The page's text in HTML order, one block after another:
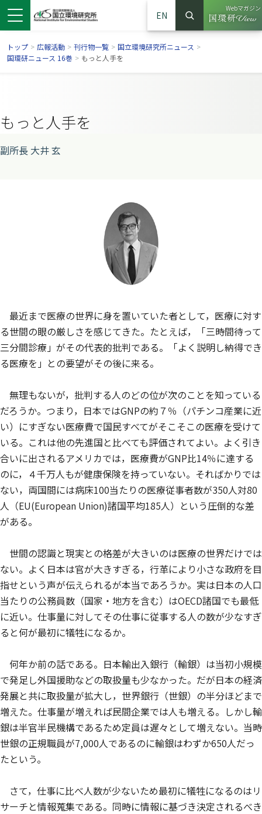
EN
サイト内検索
検索
Webマガジン
（別ウイ
トップ > 広報活動 > 刊行物一覧 > 国立環境研究所ニュース >
国環研ニュース 16巻 > もっと人手を
もっと人手を
副所長 大井 玄
最近まで医療の世界に身を置いていた者として，医療に対す
る世間の眼の厳しさを感じてきた。たとえば，「三時間待って
三分間診療」がその代表的批判である。「よく説明し納得でき
る医療を」との要望がその後に来る。
無理もないが，批判する人のどの位が次のことを知っている
だろうか。つまり，日本ではGNPの約７％（パチンコ産業に近
い）にすぎない医療費で国民すべてがそこそこの医療を受けて
いる。これは他の先進国と比べても評価されてよい。よく引き
合いに出されるアメリカでは，医療費がGNP比14％に達する
のに，４千万人もが健康保険を持っていない。そればかりでは
ない，両国間には病床100当たりの医療従事者数が350人対80
人（EU(European Union)諸国平均185人）という圧倒的な差
がある。
世間の認識と現実との格差が大きいのは医療の世界だけでは
ない。よく日本は官が大きすぎる，行革により小さな政府を目
指せという声が伝えられるが本当であろうか。実は日本の人口
当たりの公務員数（国家・地方を含む）はOECD諸国でも最低
に近い。仕事量に対してその仕事に従事する人の数が少なすぎ
ると何が最初に犠牲になるか。
何年か前の話である。日本輸出入銀行（輸銀）は当初小規模
で発足し外国援助などの取扱量も少なかった。だが日本の経済
発展と共に取扱量が拡大し，世界銀行（世銀）の半分ほどまで
増えた。仕事量が増えれば民間企業では人も増える。しかし輸
銀は半官半民機構であるため定員は遅々として増えない。当時
世銀の正規職員が7,000人であるのに輸銀はわずか650人だっ
たという。
さて，仕事に比べ人数が少ないため最初に犠牲になるのはリ
サーチと情報蒐集である。同時に情報に基づき決定されるべき